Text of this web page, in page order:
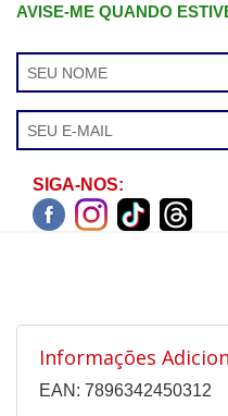
AVISE-ME QUANDO
SIGA-NOS:
Informações
EAN: 7896342450312